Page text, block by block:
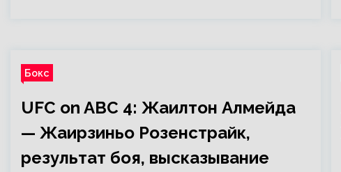
Бокс
UFC on ABC 4: Жаилтон Алмейда
— Жаирзиньо Розенстрайк,
результат боя, высказывание